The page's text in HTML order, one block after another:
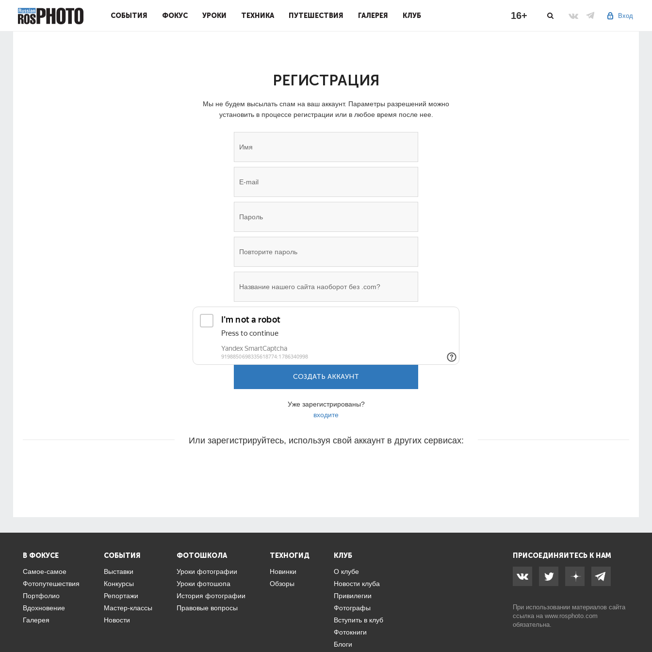
СОБЫТИЯ ФОКУС УРОКИ ТЕХНИКА ПУТЕШЕСТВИЯ ГАЛЕРЕЯ КЛУБ Вход
16+
РЕГИСТРАЦИЯ
Мы не будем высылать спам на ваш аккаунт. Параметры разрешений можно
установить в процессе регистрации или в любое время после нее.
СОЗДАТЬ АККАУНТ
Уже зарегистрированы?
входите
Или зарегистрируйтесь, используя свой аккаунт в других сервисах:
В ФОКУСЕ
Самое-самое
Фотопутешествия
Портфолио
Вдохновение
Галерея
СОБЫТИЯ
Выставки
Конкурсы
Репортажи
Мастер-классы
Новости
ФОТОШКОЛА
Уроки фотографии
Уроки фотошопа
История фотографии
Правовые вопросы
ТЕХНОГИД
Новинки
Обзоры
КЛУБ
О клубе
Новости клуба
Привилегии
Фотографы
Вступить в клуб
Фотокниги
Блоги
ПРИСОЕДИНЯЙТЕСЬ К НАМ
При использовании материалов сайта
ссылка на www.rosphoto.com
обязательна.